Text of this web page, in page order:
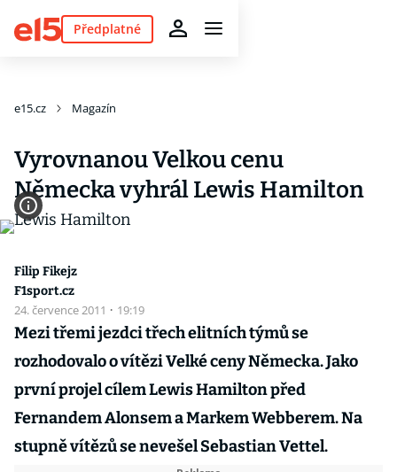
Předplatné
e15.cz Magazín
Vyrovnanou Velkou cenu
Německa vyhrál Lewis Hamilton
Filip Fikejz
F1sport.cz
24. července 2011 · 19:19
Mezi třemi jezdci třech elitních týmů se
rozhodovalo o vítězi Velké ceny Německa. Jako
první projel cílem Lewis Hamilton před
Fernandem Alonsem a Markem Webberem. Na
stupně vítězů se nevešel Sebastian Vettel.